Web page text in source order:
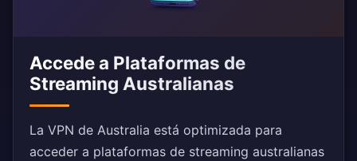
Accede a Plataformas de
Streaming Australianas
La VPN de Australia está optimizada para
acceder a plataformas de streaming australianas